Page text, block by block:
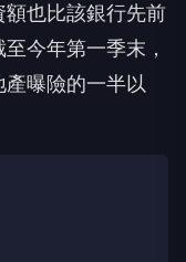
也比該銀行先前
今年第一季末，
曝險的一半以